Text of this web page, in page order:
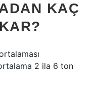
KAÇ
2 ila 6 ton